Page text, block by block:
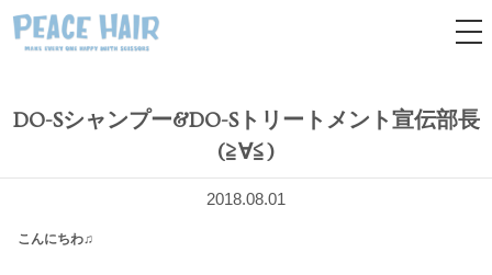
DO-Sシャンプー&DO-Sトリートメント宣伝部長
(≧∀≦)
2018.08.01
こんにちわ♫